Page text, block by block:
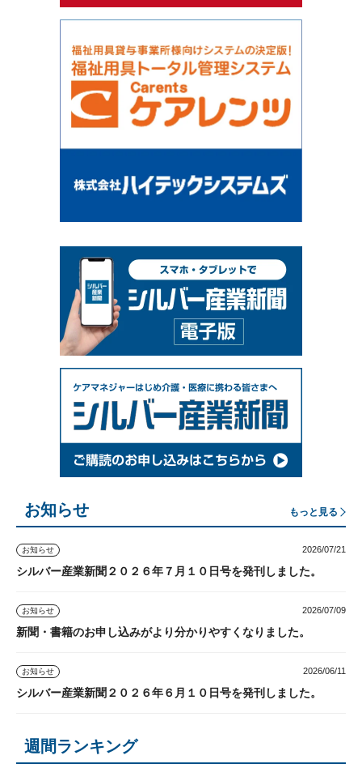
お知らせ もっと見る
お知らせ 2026/07/21
シルバー産業新聞２０２６年７月１０日号を発刊しました。
お知らせ 2026/07/09
新聞・書籍のお申し込みがより分かりやすくなりました。
お知らせ 2026/06/11
シルバー産業新聞２０２６年６月１０日号を発刊しました。
週間ランキング